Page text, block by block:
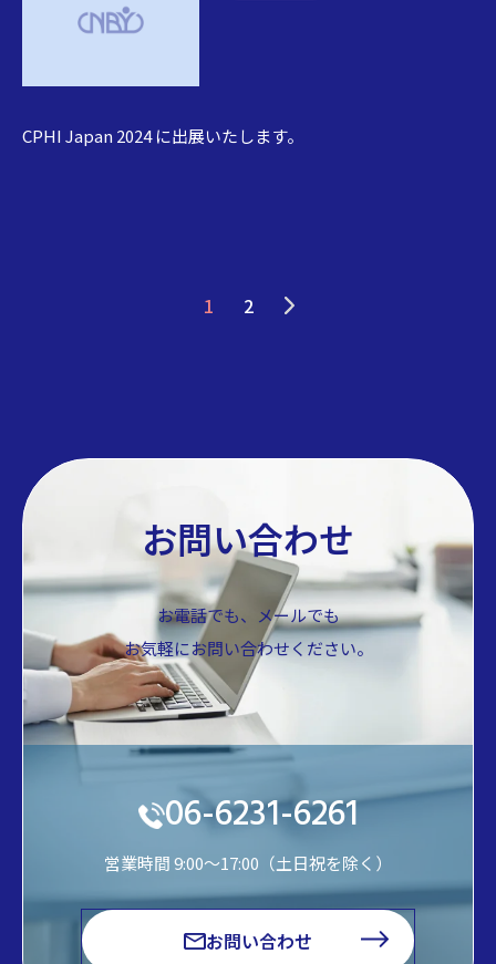
CPHI Japan 2024 に出展いたします。
1 2
お問い合わせ
お電話でも、メールでも
お気軽にお問い合わせください。
06-6231-6261
営業時間 9:00～17:00（土日祝を除く）
お問い合わせ